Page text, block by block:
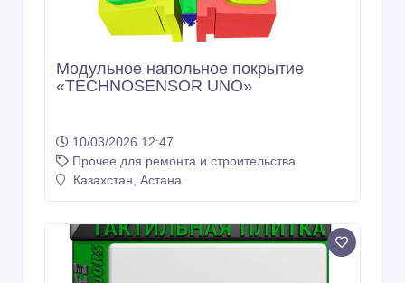
Модульное напольное покрытие
«TECHNOSENSOR UNO»
10/03/2026 12:47
Прочее для ремонта и строительства
Казахстан, Астана